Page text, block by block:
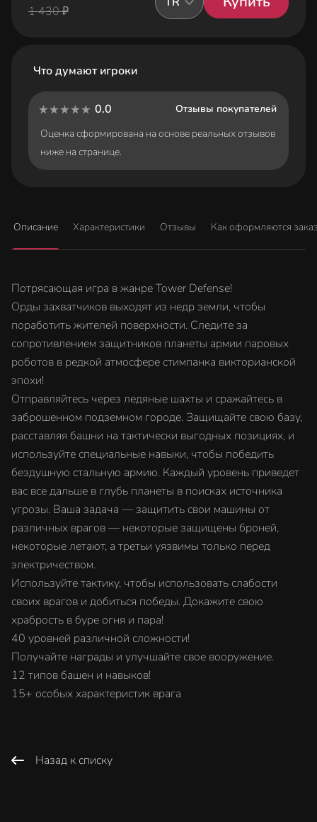
1 430 ₽
Что думают игроки
0.0
Отзывы покупателей
Оценка сформирована на основе реальных отзывов
ниже на странице.
Описание Характеристики Отзывы Как оформляются
Потрясающая игра в жанре Tower Defense!
Орды захватчиков выходят из недр земли, чтобы
поработить жителей поверхности. Следите за
сопротивлением защитников планеты армии паровых
роботов в редкой атмосфере стимпанка викторианской
эпохи!
Отправляйтесь через ледяные шахты и сражайтесь в
заброшенном подземном городе. Защищайте свою базу,
расставляя башни на тактически выгодных позициях, и
используйте специальные навыки, чтобы победить
бездушную стальную армию. Каждый уровень приведет
вас все дальше в глубь планеты в поисках источника
угрозы. Ваша задача — защитить свои машины от
различных врагов — некоторые защищены броней,
некоторые летают, а третьи уязвимы только перед
электричеством.
Используйте тактику, чтобы использовать слабости
своих врагов и добиться победы. Докажите свою
храбрость в буре огня и пара!
40 уровней различной сложности!
Получайте награды и улучшайте свое вооружение.
12 типов башен и навыков!
15+ особых характеристик врага
Назад к списку